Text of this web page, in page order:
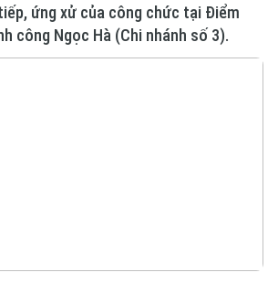
ứng xử của công chức tại Điểm
công Ngọc Hà (Chi nhánh số 3).